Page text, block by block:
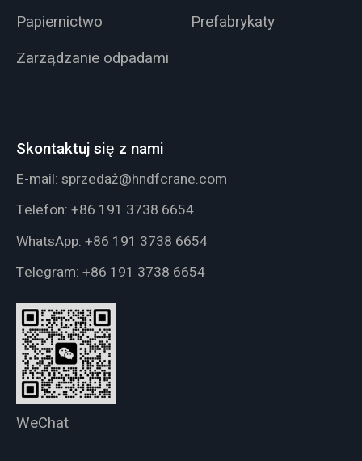
Papiernictwo
Prefabrykaty
Zarządzanie odpadami
Skontaktuj się z nami
E-mail: sprzedaż@hndfcrane.com
Telefon: +86 191 3738 6654
WhatsApp: +86 191 3738 6654
Telegram: +86 191 3738 6654
WeChat